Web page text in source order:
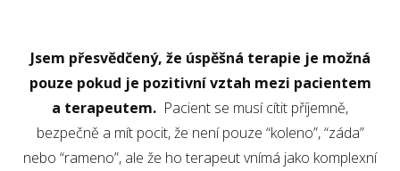
Jsem přesvědčený, že úspěšná terapie je možná
pouze pokud je pozitivní vztah mezi pacientem
a terapeutem. Pacient se musí cítit příjemně,
bezpečně a mít pocit, že není pouze “koleno”, “záda”
nebo “rameno”, ale že ho terapeut vnímá jako komplexní